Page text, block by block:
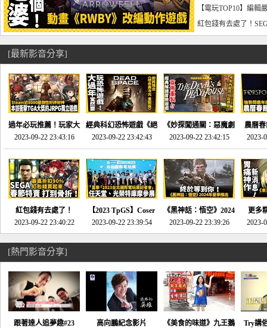
電玩宅速配20230123
【電玩TOP10】編
了，封面圖直接雷你
紅包錢有去處了！
宅速配20230119
[最新影音分享]
過年必玩推薦！玩家大
推的JRPG神作《神之
天平》介紹！-電玩宅
速配20230126
2023-09-22 23:43:16
經典科幻恐怖遊戲《絕
命異次元 重製版》重
回「石村號」的恐懼體
驗-電玩宅速配
20230125
2023-09-22 23:42:43
《妙探闖通關：惡魔劇
場》將推出「重製
版」!!!今年就能玩到!!-
電玩宅速配20230124
2023-09-22 23:42:15
農曆
SE社
動作角
電玩宅
2023-
紅包錢有去處了！
SEGA春節特賣 超過85
款遊戲打到骨折-電玩
宅速配20230119
2023-09-22 23:40:22
【2023 TpGS】Coser
和Show Girl搶先看！
直擊展前記者會-電玩
2023-09-22 23:39:54
《黑神話：悟空》2024
年夏季推出！確定不會
延期齁？-電玩宅速配
2023-09-22 23:39:26
更多
《來
金鄉
2023-
[熱門影音分享]
跟著達人追夢趣#23
高向鵬紀念影片
《美食的味道》九王鵝
Try講